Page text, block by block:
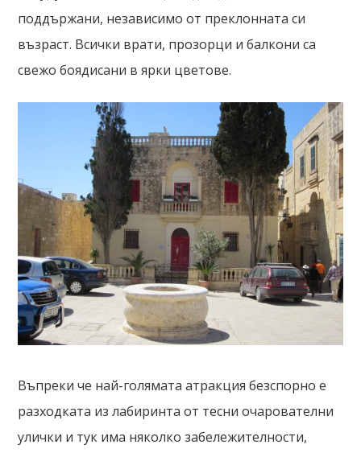
поддържани, независимо от преклонната си
възраст. Всички врати, прозорци и балкони са
свежо боядисани в ярки цветове.
Въпреки че най-голямата атракция безспорно е
разходката из лабиринта от тесни очарователни
улички и тук има няколко забележителности,